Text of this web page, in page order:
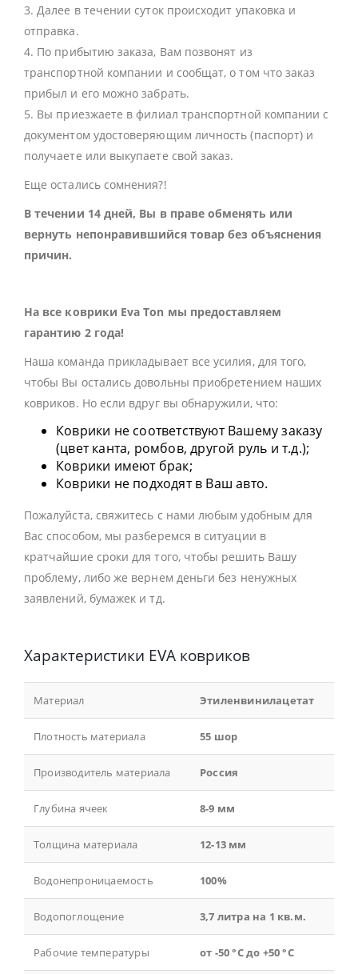
3. Далее в течении суток происходит упаковка и
отправка.
4. По прибытию заказа, Вам позвонят из
транспортной компании и сообщат, о том что заказ
прибыл и его можно забрать.
5. Вы приезжаете в филиал транспортной компании с
документом удостоверяющим личность (паспорт) и
получаете или выкупаете свой заказ.
Еще остались сомнения?!
В течении 14 дней, Вы в праве обменять или
вернуть непонравившийся товар без объяснения
причин.
На все коврики Eva Ton мы предоставляем
гарантию 2 года!
Наша команда прикладывает все усилия, для того,
чтобы Вы остались довольны приобретением наших
ковриков. Но если вдруг вы обнаружили, что:
Коврики не соответствуют Вашему заказу
(цвет канта, ромбов, другой руль и т.д.);
Коврики имеют брак;
Коврики не подходят в Ваш авто.
Пожалуйста, свяжитесь с нами любым удобным для
Вас способом, мы разберемся в ситуации в
кратчайшие сроки для того, чтобы решить Вашу
проблему, либо же вернем деньги без ненужных
заявлений, бумажек и тд.
Характеристики EVA ковриков
Материал Этиленвинилацетат
Плотность материала 55 шор
Производитель материала Россия
Глубина ячеек 8-9 мм
Толщина материала 12-13 мм
Водонепроницаемость 100%
Водопоглощение 3,7 литра на 1 кв.м.
Рабочие температуры от -50 °С до +50 °С